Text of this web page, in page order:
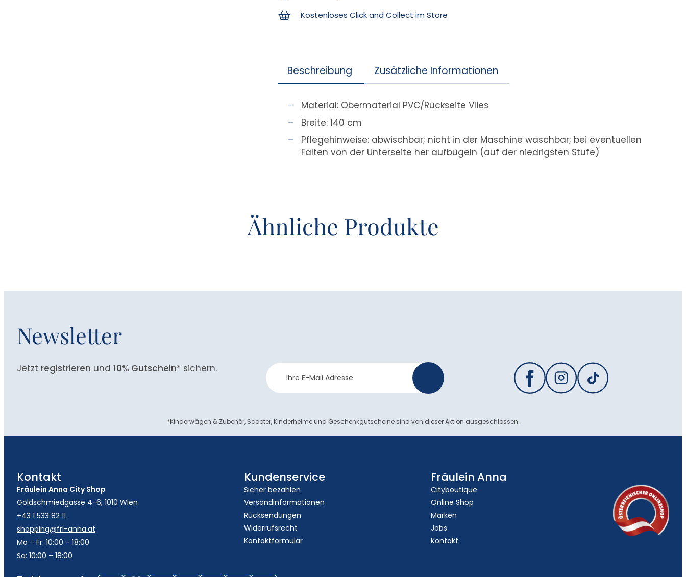
Kostenloses Click and Collect im Store
Beschreibung Zusätzliche Informationen
Material: Obermaterial PVC/Rückseite Vlies
Breite: 140 cm
Pflegehinweise: abwischbar; nicht in der Maschine waschbar; bei eventuellen
Falten von der Unterseite her aufbügeln (auf der niedrigsten Stufe)
Ähnliche Produkte
Newsletter
Jetzt registrieren und 10% Gutschein* sichern.
Newsletter
Anmeldung
*Kinderwägen & Zubehör, Scooter, Kinderhelme und Geschenkgutscheine sind von dieser Aktion ausgeschlossen.
Kontakt
Fräulein Anna City Shop
Goldschmiedgasse 4-6, 1010 Wien
+43 1 533 82 11
shopping@frl-anna.at
Mo – Fr: 10:00 – 18:00
Sa: 10:00 – 18:00
Kundenservice
Sicher bezahlen
Versandinformationen
Rücksendungen
Widerrufsrecht
Kontaktformular
Fräulein Anna
Cityboutique
Online Shop
Marken
Jobs
Kontakt